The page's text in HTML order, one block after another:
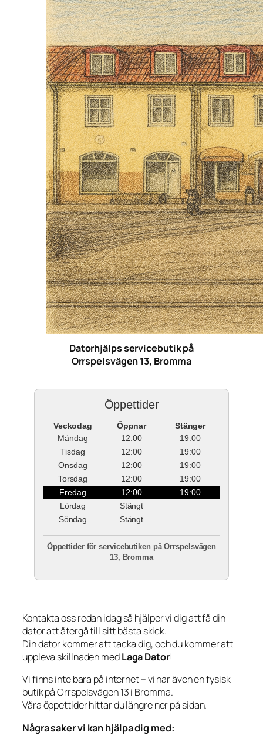
Datorhjälps servicebutik på
Orrspelsvägen 13, Bromma
Öppettider
Veckodag Öppnar
Stänger
Måndag
12:00
19:00
Tisdag
12:00
19:00
Onsdag
12:00
19:00
Torsdag
12:00
19:00
Fredag
12:00
19:00
Lördag
Stängt
Söndag
Stängt
Öppettider för servicebutiken på Orrspelsvägen
13, Bromma
Kontakta oss redan idag så hjälper vi dig att få din
dator att återgå till sitt bästa skick.
Din dator kommer att tacka dig, och du kommer att
uppleva skillnaden medLaga Dator!
Vi finns inte bara på internet – vi har även en fysisk
butik på Orrspelsvägen 13 i Bromma.
Våra öppettider hittar du längre ner på sidan.
Några saker vi kan hjälpa dig med: